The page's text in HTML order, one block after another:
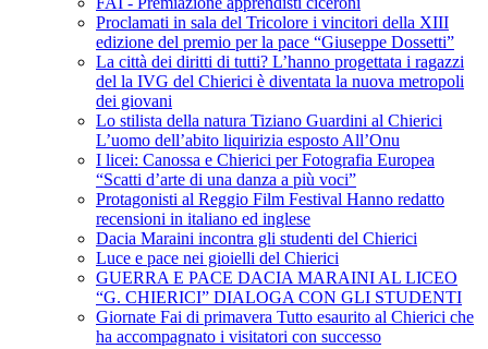
Proclamati in sala del Tricolore i vincitori della XIII
edizione del premio per la pace “Giuseppe Dossetti”
La città dei diritti di tutti? L’hanno progettata i ragazzi
del la IVG del Chierici è diventata la nuova metropoli
dei giovani
Lo stilista della natura Tiziano Guardini al Chierici
L’uomo dell’abito liquirizia esposto All’Onu
I licei: Canossa e Chierici per Fotografia Europea
“Scatti d’arte di una danza a più voci”
Protagonisti al Reggio Film Festival Hanno redatto
recensioni in italiano ed inglese
Dacia Maraini incontra gli studenti del Chierici
Luce e pace nei gioielli del Chierici
GUERRA E PACE DACIA MARAINI AL LICEO
“G. CHIERICI” DIALOGA CON GLI STUDENTI
Giornate Fai di primavera Tutto esaurito al Chierici che
ha accompagnato i visitatori con successo